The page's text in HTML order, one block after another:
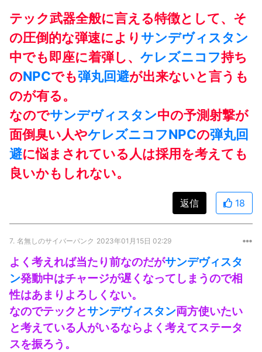
テック武器全般に言える特徴として、そ
の圧倒的な弾速により サンデヴィスタン
中でも即座に着弾し、 ケレズニコフ持ち
のNPCでも弾丸回避が出来ないと言うも
のが有る。
なのでサンデヴィスタン中の予測射撃が
面倒臭い人やケレズニコフNPCの弾丸回
避に悩まされている人は採用を考えても
良いかもしれない。
返信 18
7. 名無しのサイバーパンク 2023年01月15日 02:29
よく考えれば当たり前なのだがサンデヴィスタ
ン発動中はチャージが遅くなってしまうので相
性はあまりよろしくない。
なのでテックとサンデヴィスタン両方使いたい
と考えている人がいるならよく考えてステータ
スを振ろう。